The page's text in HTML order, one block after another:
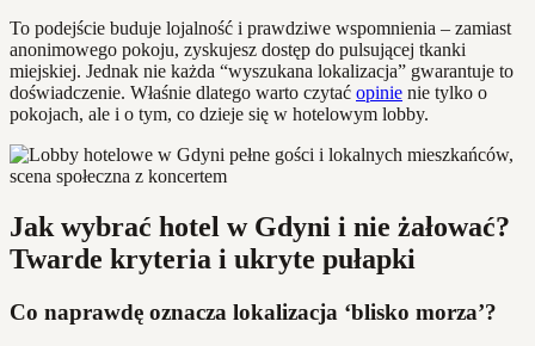
To podejście buduje lojalność i prawdziwe wspomnienia – zamiast
anonimowego pokoju, zyskujesz dostęp do pulsującej tkanki
miejskiej. Jednak nie każda “wyszukana lokalizacja” gwarantuje to
doświadczenie. Właśnie dlatego warto czytać opinie nie tylko o
pokojach, ale i o tym, co dzieje się w hotelowym lobby.
Jak wybrać hotel w Gdyni i nie żałować?
Twarde kryteria i ukryte pułapki
Co naprawdę oznacza lokalizacja ‘blisko morza’?